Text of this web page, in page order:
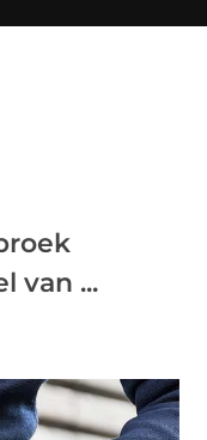
van ...